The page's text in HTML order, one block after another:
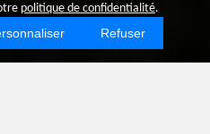
politique de confidentialité.
Refuser